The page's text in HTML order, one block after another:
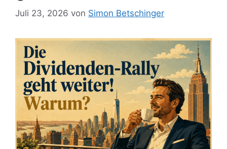
Juli 23, 2026 von Simon Betschinger